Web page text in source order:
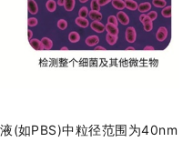
(如PBS)中粒径范围为40nm